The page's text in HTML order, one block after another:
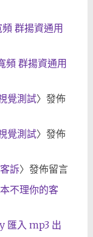
群揚資通用
頻 群揚資通用
覺測試〉發佈
覺測試〉發佈
訴〉發佈留言
不理你的客
匯入 mp3 出